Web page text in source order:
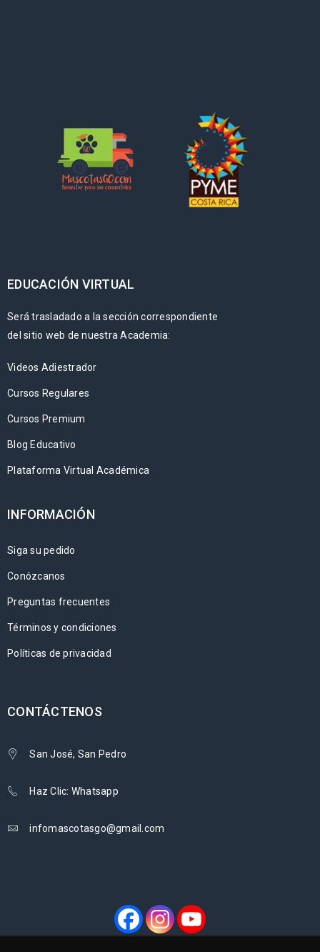
EDUCACIÓN VIRTUAL
Será trasladado a la sección correspondiente
del sitio web de nuestra Academia:
Videos Adiestrador
Cursos Regulares
Cursos Premium
Blog Educativo
Plataforma Virtual Académica
INFORMACIÓN
Siga su pedido
Conózcanos
Preguntas frecuentes
Términos y condiciones
Políticas de privacidad
CONTÁCTENOS
San José, San Pedro
Haz Clic: Whatsapp
infomascotasgo@gmail.com